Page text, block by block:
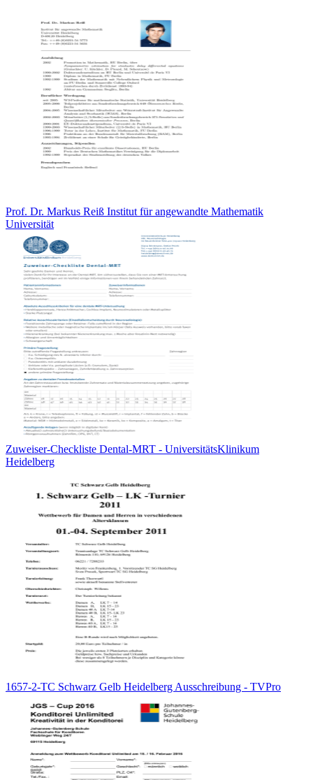
Prof. Dr. Markus Reiß Institut für angewandte Mathematik
Universität
Zuweiser-Checkliste Dental-MRT - UniversitätsKlinikum
Heidelberg
1657-2-TC Schwarz Gelb Heidelberg Ausschreibung - TVPro